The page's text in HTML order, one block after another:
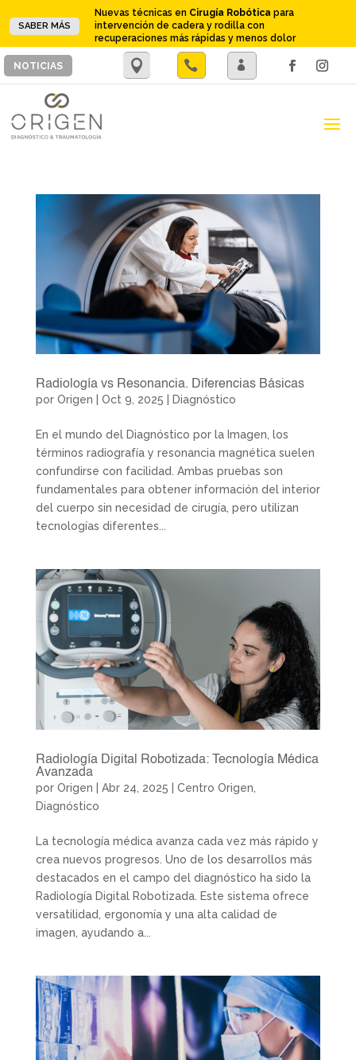
SABER MÁS
Nuevas técnicas en Cirugía Robótica para
intervención de cadera y rodilla con
recuperaciones más rápidas y menos dolor
NOTICIAS 
Radiología vs Resonancia. Diferencias Básicas
por Origen Oct 9, 2025 Diagnóstico
En el mundo del Diagnóstico por la Imagen, los
términos radiografía y resonancia magnética suelen
confundirse con facilidad. Ambas pruebas son
fundamentales para obtener información del interior
del cuerpo sin necesidad de cirugía, pero utilizan
tecnologías diferentes...
Radiología Digital Robotizada: Tecnología Médica
Avanzada
por Origen | Abr 24, 2025 | Centro Origen
Diagnóstico
La tecnología médica avanza cada vez más rápido y
crea nuevos progresos. Uno de los desarrollos más
destacados en el campo del diagnóstico ha sido la
Radiología Digital Robotizada. Este sistema ofrece
versatilidad, ergonomía y una alta calidad de
imagen, ayudando a...